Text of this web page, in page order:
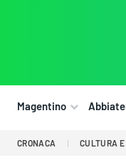
Magentino
CRONACA CULTURA E